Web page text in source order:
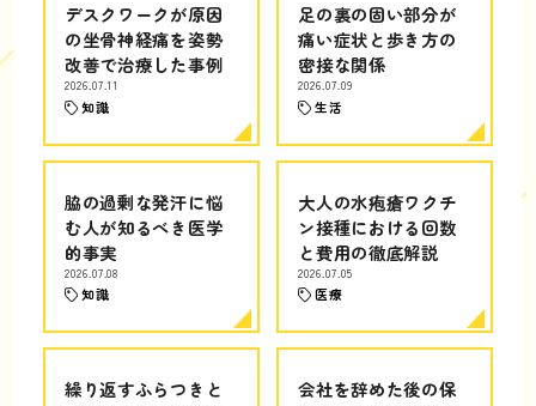
デスクワークが原因
の坐骨神経痛を姿勢
改善で治療した事例
2026.07.11
知識
足の裏の固い部分が
痛い症状と歩き方の
密接な関係
2026.07.09
生活
脇の過剰な発汗に悩
む人が知るべき医学
的事実
2026.07.08
知識
大人の水疱瘡ワクチ
ン接種における回数
と費用の徹底解説
2026.07.05
医療
繰り返すふらつきと
会社を辞めた後の保